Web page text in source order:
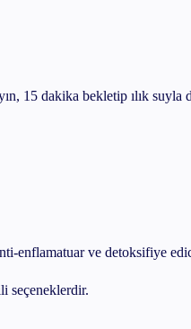
15 dakika bekletip ılık
enflamatuar ve detoksifiye
seçeneklerdir.